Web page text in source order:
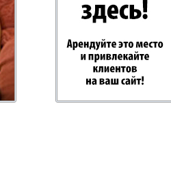
Heimat-Родина